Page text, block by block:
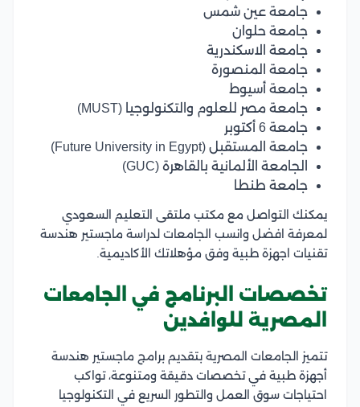
جامعة عين شمس
جامعة حلوان
جامعة الاسكندرية
جامعة المنصورة
جامعة أسيوط
جامعة مصر للعلوم والتكنولوجيا (MUST)
جامعة 6 أكتوبر
جامعة المستقبل (Future University in Egypt)
الجامعة الألمانية بالقاهرة (GUC)
جامعة طنطا
يمكنك التواصل مع مكتب ملتقى التعليم السعودي
لمعرفة افضل وانسب الجامعات لدراسة ماجستير هندسة
تقنيات اجهزة طبية وفق مؤهلاتك الأكاديمية.
تخصصات البرنامج في الجامعات
المصرية للوافدين
تتميز الجامعات المصرية بتقديم برامج ماجستير هندسة
أجهزة طبية في تخصصات دقيقة ومتنوعة، تواكب
احتياجات سوق العمل والتطور السريع في التكنولوجيا